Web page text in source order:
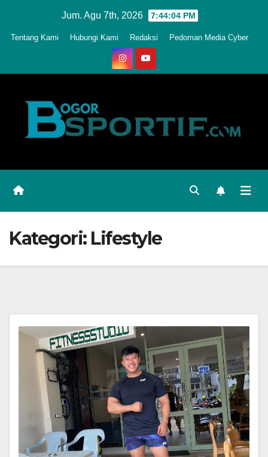
Jum. Agu 7th, 2026 7:44:06 PM
Tentang Kami Hubungi Kami Redaksi Pedoman Media Cyber
Kategori: Lifestyle